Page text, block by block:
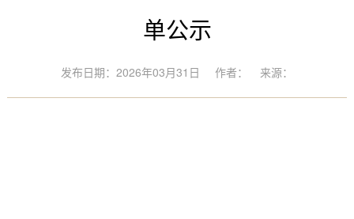
单公示
发布日期：2026年03月31日 作者： 来源：